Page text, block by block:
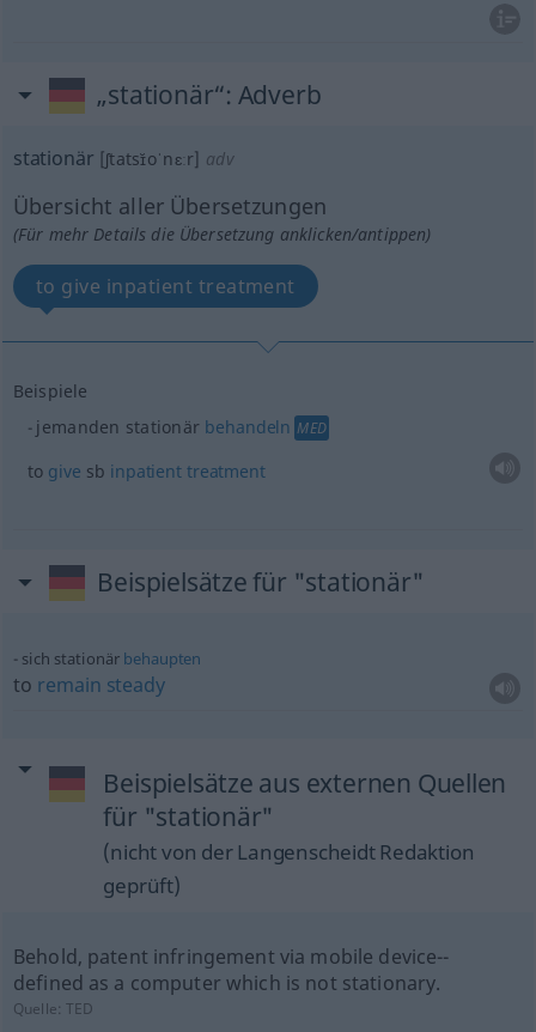
„stationär“: Adverb
stationär [ʃtatsɪ̆oˈnɛːr] adv
Übersicht aller Übersetzungen
(Für mehr Details die Übersetzung anklicken/antippen)
to give inpatient treatment
Beispiele
jemanden stationär behandeln MED
to give sb inpatient treatment
Beispielsätze für "stationär"
sich stationär behaupten
to remain steady
Beispielsätze aus externen Quellen
für "stationär"
(nicht von der Langenscheidt Redaktion
geprüft)
Behold, patent infringement via mobile device--
defined as a computer which is not stationary.
Quelle:TED